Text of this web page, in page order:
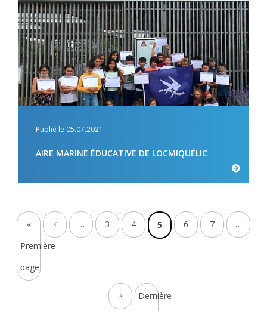
Publié le 05.07.2021
AIRE MARINE ÉDUCATIVE DE LOCMIQUÉLIC
«
Première
page
… 3 4 5 6 7 …
Dernière